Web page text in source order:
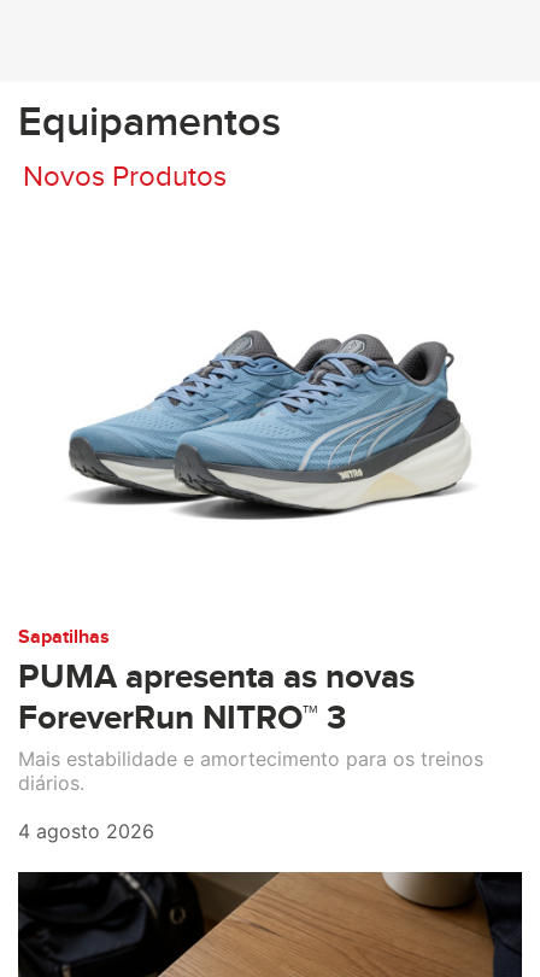
Equipamentos
Novos Produtos
Sapatilhas
PUMA apresenta as novas
ForeverRun NITRO™ 3
Mais estabilidade e amortecimento para os treinos
diários.
4 agosto 2026